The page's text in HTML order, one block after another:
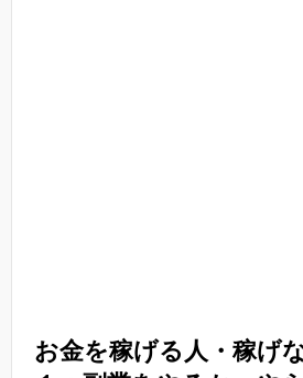
お金を稼げる人・稼げ